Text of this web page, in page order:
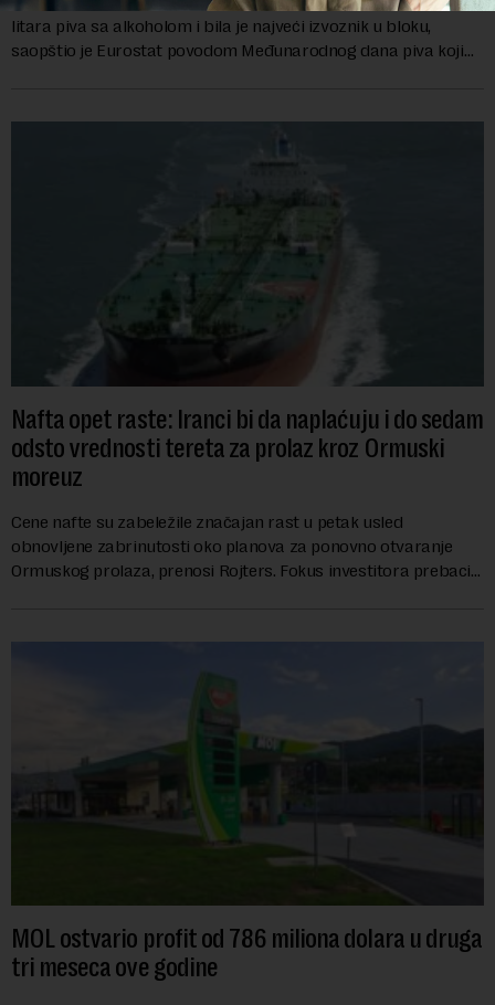
litara piva sa alkoholom i bila je najveći izvoznik u bloku,
saopštio je Eurostat povodom Međunarodnog dana piva koji
Nafta opet raste: Iranci bi da naplaćuju i do sedam
odsto vrednosti tereta za prolaz kroz Ormuski
moreuz
Cene nafte su zabeležile značajan rast u petak usled
obnovljene zabrinutosti oko planova za ponovno otvaranje
Ormuskog prolaza, prenosi Rojters. Fokus investitora prebacio
MOL ostvario profit od 786 miliona dolara u druga
tri meseca ove godine